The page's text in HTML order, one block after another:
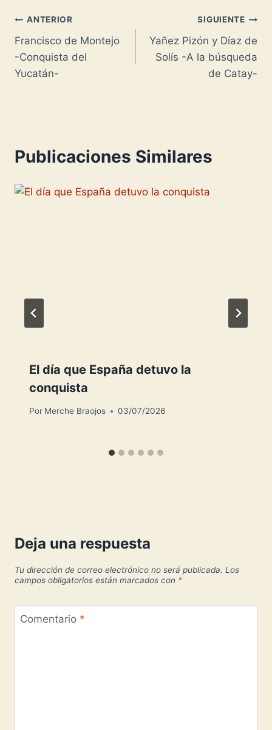
s
p
p
n
W
i
i
t
ly
L
i
m
p
a
r
Navegación
de
entradas
ANTERIOR
Francisco de Montejo
-Conquista del
Yucatán-
SIGUIENTE
Yañez Pizón y Díaz de
Solís -A la búsqueda
de Catay-
Publicaciones Similares
El día que España detuvo la
conquista
Por Merche Braojos 03/07/2026
Deja una respuesta
Tu dirección de correo electrónico no será publicada. Los
campos obligatorios están marcados con *
Comentario *